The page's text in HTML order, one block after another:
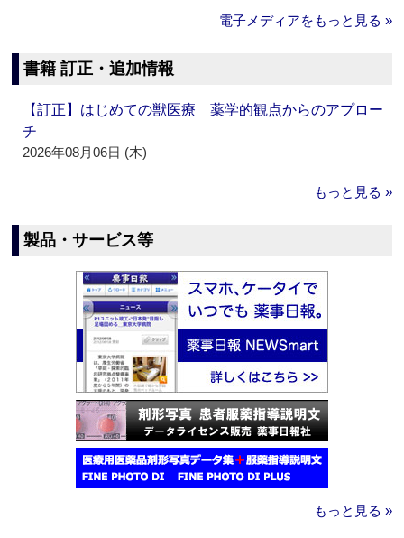
電子メディアをもっと見る »
書籍 訂正・追加情報
【訂正】はじめての獣医療 薬学的観点からのアプロー
チ
2026年08月06日 (木)
もっと見る »
製品・サービス等
もっと見る »